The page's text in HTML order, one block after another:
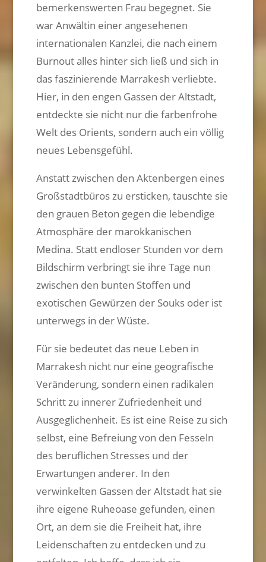
bemerkenswerten Frau begegnet. Sie
war Anwältin einer angesehenen
internationalen Kanzlei, die nach einem
Burnout alles hinter sich ließ und sich in
das faszinierende Marrakesh verliebte.
Hier, in den engen Gassen der Altstadt,
entdeckte sie nicht nur die farbenfrohe
Welt des Orients, sondern auch ein völlig
neues Lebensgefühl.
Anstatt zwischen den Aktenbergen eines
Großstadtbüros zu ersticken, tauschte sie
den grauen Beton gegen die lebendige
Atmosphäre der marokkanischen
Medina. Statt endloser Stunden vor dem
Bildschirm verbringt sie ihre Tage nun
zwischen den bunten Stoffen und
exotischen Gewürzen der Souks oder ist
unterwegs in der Wüste.
Für sie bedeutet das neue Leben in
Marrakesh nicht nur eine geografische
Veränderung, sondern einen radikalen
Schritt zu innerer Zufriedenheit und
Ausgeglichenheit. Es ist eine Reise zu sich
selbst, eine Befreiung von den Fesseln
des beruflichen Stresses und der
Erwartungen anderer. In den
verwinkelten Gassen der Altstadt hat sie
ihre eigene Ruheoase gefunden, einen
Ort, an dem sie die Freiheit hat, ihre
Leidenschaften zu entdecken und zu